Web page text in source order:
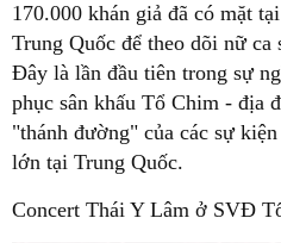
170.000 khán giả đã có mặt
Trung Quốc để theo dõi nữ
Đây là lần đầu tiên trong sự
phục sân khấu Tổ Chim - địa
"thánh đường" của các sự
lớn tại Trung Quốc.
Concert Thái Y Lâm ở SVĐ